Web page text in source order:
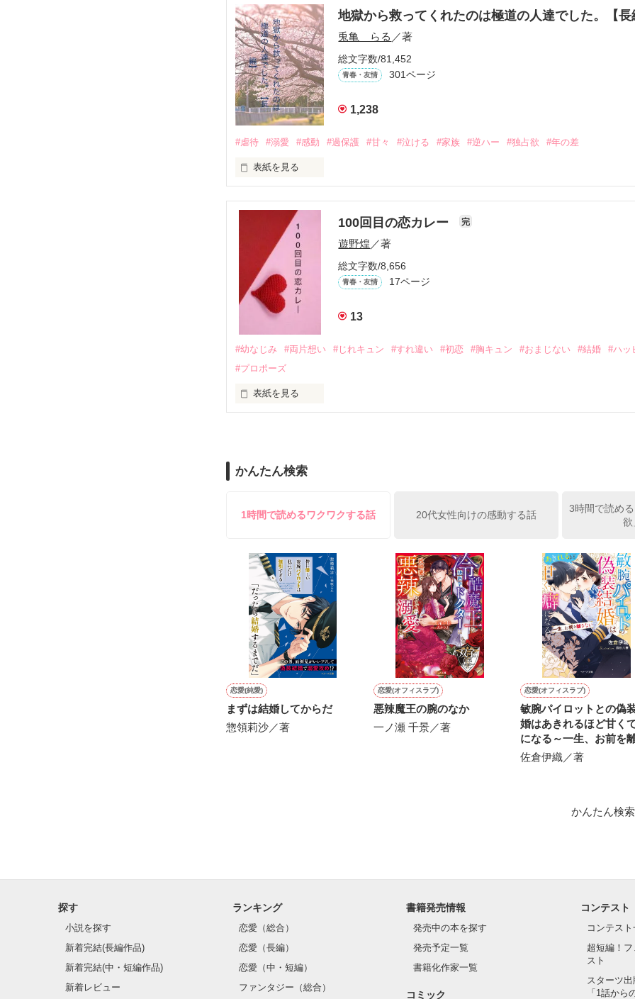
不器用でも努力を諦めない赤。
無口で頼れる黒。
天才肌で笑顔が眩しい白。
三人の姿に勇気をもらい、「私も一歩踏み出してみたい」と思えるようになった。
恋、友情、夢、そして成長。
〜青春群像劇〜
画像AI制作
地獄から救ってくれたのは極道の人達でした。【長
兎亀 らる ／著
総文字数/81,452
青春・友情 301ページ
1,238
#虐待 #溺愛 #感動 #過保護 #甘々 #泣ける #家族 #逆ハー #独占欲 #年の差
表紙を見る
『──のせいじゃないよ』
｢なんであんたが生きてんのよ｣
『生きていてくれてありがとう』
｢あんたなんか産まなきゃ良かった｣
｢あんたさえ居なければ·····｣
その女の子に感情を教える極道達との物語。
でもみんなが教えてくれた。
『"愛してるよ"』
感動のラスト──
※こちらの作品は、以前出していたしたものの長編バージョンになります。
100回目の恋カレー 完
遊野煌 ／著
総文字数/8,656
青春・友情 17ページ
13
#幼なじみ #両片想い #じれキュン #すれ違い #初恋 #胸キュン #おまじない #結婚
#ハッ
#プロポーズ
表紙を見る
『うん。恋カレーを100回たべたら、好きな人が自分のこと好きになっちゃうんだって』
※表紙はフリー素材です。コンテスト用に既存作を改稿しました。
作品を読む
かんたん検索
1時間で読めるワクワクする話 20代女性向けの感動する話
3時間で読め
欲
恋愛(純愛)
まずは結婚してからだ
惣領莉沙／著
恋愛(オフィスラブ)
悪辣魔王の腕のなか
一ノ瀬 千景／著
恋愛(オフィスラブ)
敏腕パイロットとの偽
婚はあきれるほど甘く
になる～一生、お前を
ない～
佐倉伊織／著
かんたん検
探す
小説を探す
新着完結(長編作品)
新着完結(中・短編作品)
新着レビュー
ランキング
恋愛（総合）
恋愛（長編）
恋愛（中・短編）
ファンタジー（総合）
書籍発売情報
発売中の本を探す
発売予定一覧
書籍化作家一覧
コミック
コンテスト
コンテスト
超短編！
スト
スターツ
「1話から